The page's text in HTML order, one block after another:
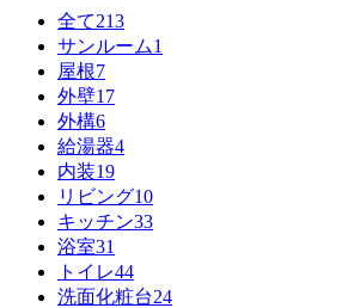
全て213
サンルーム1
屋根7
外壁17
外構6
給湯器4
内装19
リビング10
キッチン33
浴室31
トイレ44
洗面化粧台24